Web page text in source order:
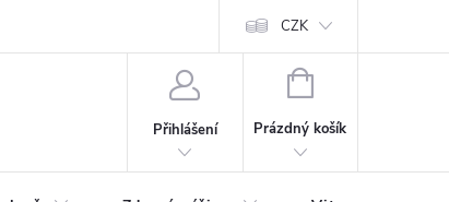
Formulář pro odstoupení od
CZK
Přihlášení
NÁKUPNÍ
Prázdný košík